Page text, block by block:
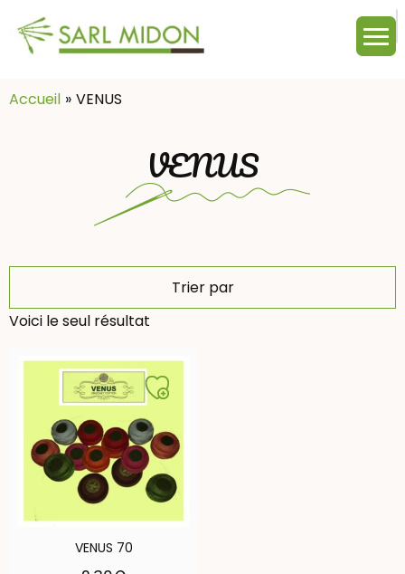
Accueil
VENUS
VENUS
Trier par
Voici le seul résultat
VENUS 70